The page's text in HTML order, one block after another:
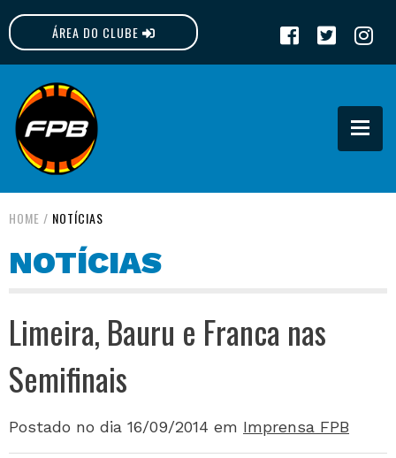
ÁREA DO CLUBE
FPB
HOME / NOTÍCIAS
NOTÍCIAS
Limeira, Bauru e Franca nas
Semifinais
Postado no dia 16/09/2014 em Imprensa FPB